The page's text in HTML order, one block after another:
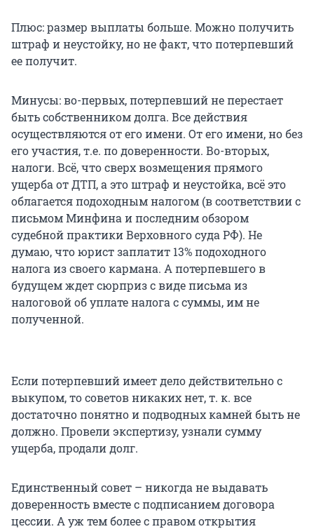
Плюс: размер выплаты больше. Можно получить
штраф и неустойку, но не факт, что потерпевший
ее получит.
Минусы: во-первых, потерпевший не перестает
быть собственником долга. Все действия
осуществляются от его имени. От его имени, но без
его участия, т.е. по доверенности. Во-вторых,
налоги. Всё, что сверх возмещения прямого
ущерба от ДТП, а это штраф и неустойка, всё это
облагается подоходным налогом (в соответствии с
письмом Минфина и последним обзором
судебной практики Верховного суда РФ). Не
думаю, что юрист заплатит 13% подоходного
налога из своего кармана. А потерпевшего в
будущем ждет сюрприз с виде письма из
налоговой об уплате налога с суммы, им не
полученной.
Если потерпевший имеет дело действительно с
выкупом, то советов никаких нет, т. к. все
достаточно понятно и подводных камней быть не
должно. Провели экспертизу, узнали сумму
ущерба, продали долг.
Единственный совет – никогда не выдавать
доверенность вместе с подписанием договора
цессии. А уж тем более с правом открытия